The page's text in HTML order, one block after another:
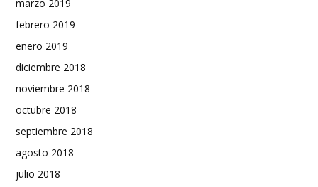
marzo 2019
febrero 2019
enero 2019
diciembre 2018
noviembre 2018
octubre 2018
septiembre 2018
agosto 2018
julio 2018